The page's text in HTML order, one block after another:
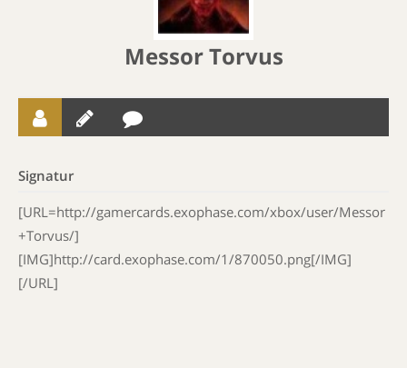
Messor Torvus
Signatur
[URL=http://gamercards.exophase.com/xbox/user/Messor
+Torvus/]
[IMG]http://card.exophase.com/1/870050.png[/IMG]
[/URL]